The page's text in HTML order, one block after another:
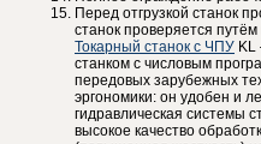
Перед отгрузкой станок
станок проверяется
Токарный станок с ЧПУ
станком с числовым
передовых зарубежных
эргономики: он удобен и
гидравлическая системы
высокое качество